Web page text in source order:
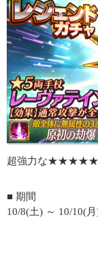
超強力な★★★★★
■ 期間
10/8(土) ～ 10/10(